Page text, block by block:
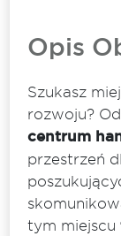
Opis
Szukasz
rozwoju?
centrum
przestrzeń
tym miejscu